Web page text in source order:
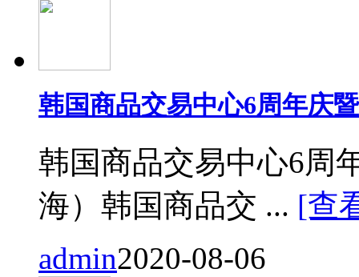
韩国商品交易中心6周年庆
韩国商品交易中心6周
海）韩国商品交 ... [查
admin2020-08-06